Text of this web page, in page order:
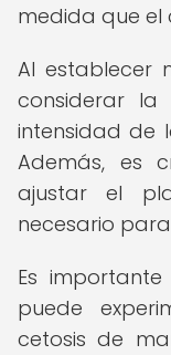
medida que el
Al establecer
considerar
intensidad de
Además, es
ajustar el
necesario
Es
puede
cetosis de